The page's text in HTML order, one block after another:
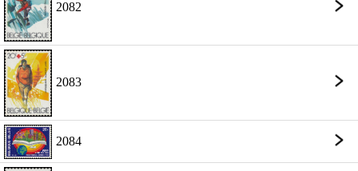
2082
2083
2084